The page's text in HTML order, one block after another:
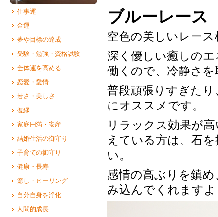
仕事運
金運
夢や目標の達成
受験・勉強・資格試験
全体運を高める
恋愛・愛情
若さ・美しさ
復縁
家庭円満・安産
結婚生活の御守り
子育ての御守り
健康・長寿
癒し・ヒーリング
自分自身を浄化
人間的成長
ブルーレース
空色の美しいレー
深く優しい癒しの
働くので、冷静さ
普段頑張りすぎた
にオススメです。
リラックス効果が
えている方は、石
い。
感情の高ぶりを鎮
み込んでくれます